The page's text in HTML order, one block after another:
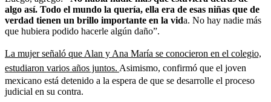
algo así. Todo el mundo la quería, ella era de esas niñas que de
verdad tienen un brillo importante en la vida. No hay nadie más
que hubiera podido hacerle algún daño”.
La mujer señaló que Alan y Ana María se conocieron en el colegio,
estudiaron varios años juntos. Asimismo, confirmó que el joven
mexicano está detenido a la espera de que se desarrolle el proceso
judicial en su contra.